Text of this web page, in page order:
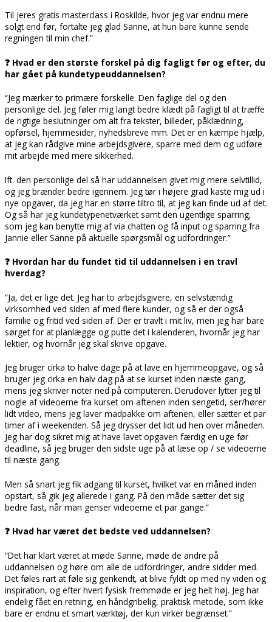
Til jeres gratis masterclass i Roskilde, hvor jeg var endnu mere
solgt end før, fortalte jeg glad Sanne, at hun bare kunne sende
regningen til min chef.”
❓ Hvad er den største forskel på dig fagligt før og efter, du
har gået på kundetypeuddannelsen?
“Jeg mærker to primære forskelle. Den faglige del og den
personlige del. Jeg føler mig langt bedre klædt på fagligt til at træffe
de rigtige beslutninger om alt fra tekster, billeder, påklædning,
opførsel, hjemmesider, nyhedsbreve mm. Det er en kæmpe hjælp,
at jeg kan rådgive mine arbejdsgivere, sparre med dem og udføre
mit arbejde med mere sikkerhed.
Ift. den personlige del så har uddannelsen givet mig mere selvtillid,
og jeg brænder bedre igennem. Jeg tør i højere grad kaste mig ud i
nye opgaver, da jeg har en større tiltro til, at jeg kan finde ud af det.
Og så har jeg kundetypenetværket samt den ugentlige sparring,
som jeg kan benytte mig af via chatten og få input og sparring fra
Jannie eller Sanne på aktuelle spørgsmål og udfordringer.”
❓ Hvordan har du fundet tid til uddannelsen i en travl
hverdag?
“Ja, det er lige det. Jeg har to arbejdsgivere, en selvstændig
virksomhed ved siden af med flere kunder, og så er der også
familie og fritid ved siden af. Der er travlt i mit liv, men jeg har bare
sørget for at planlægge og putte det i kalenderen, hvornår jeg har
lektier, og hvornår jeg skal skrive opgave.
Jeg bruger cirka to halve dage på at lave en hjemmeopgave, og så
bruger jeg cirka en halv dag på at se kurset inden næste gang,
mens jeg skriver noter ned på computeren. Derudover lytter jeg til
nogle af videoerne fra kurset om aftenen inden sengetid, ser/hører
lidt video, mens jeg laver madpakke om aftenen, eller sætter et par
timer af i weekenden. Så jeg drysser det lidt ud hen over måneden.
Jeg har dog sikret mig at have lavet opgaven færdig en uge før
deadline, så jeg bruger den sidste uge på at læse op / se videoerne
til næste gang.
Men så snart jeg fik adgang til kurset, hvilket var en måned inden
opstart, så gik jeg allerede i gang. På den måde sætter det sig
bedre fast, når man genser videoerne et par gange.”
❓ Hvad har været det bedste ved uddannelsen?
“Det har klart været at møde Sanne, møde de andre på
uddannelsen og høre om alle de udfordringer, andre sidder med.
Det føles rart at føle sig genkendt, at blive fyldt op med ny viden og
inspiration, og efter hvert fysisk fremmøde er jeg helt høj. Jeg har
endelig fået en retning, en håndgribelig, praktisk metode, som ikke
bare er endnu et smart værktøj, der kun virker begrænset.”